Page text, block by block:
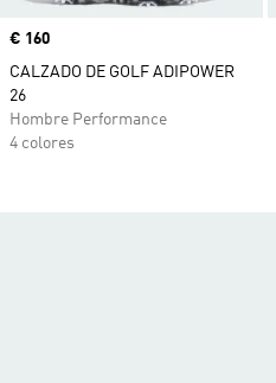
Precio
€ 160
CALZADO DE GOLF ADIPOWER
26
Hombre Performance
4 colores